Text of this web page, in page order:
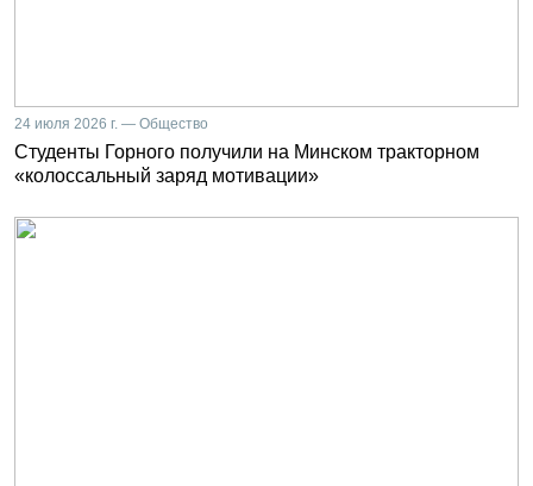
24 июля 2026 г. — Общество
Студенты Горного получили на Минском тракторном
«колоссальный заряд мотивации»